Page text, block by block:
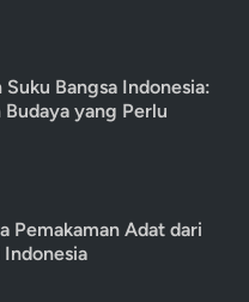
Suku Bangsa Indonesia:
yang Perlu
Pemakaman Adat dari
Indonesia